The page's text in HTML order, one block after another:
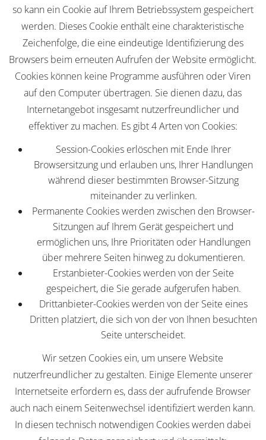
so kann ein Cookie auf Ihrem Betriebssystem gespeichert
werden. Dieses Cookie enthält eine charakteristische
Zeichenfolge, die eine eindeutige Identifizierung des
Browsers beim erneuten Aufrufen der Website ermöglicht.
Cookies können keine Programme ausführen oder Viren
auf den Computer übertragen. Sie dienen dazu, das
Internetangebot insgesamt nutzerfreundlicher und
effektiver zu machen. Es gibt 4 Arten von Cookies:
Session-Cookies erlöschen mit Ende Ihrer
Browsersitzung und erlauben uns, Ihrer Handlungen
während dieser bestimmten Browser-Sitzung
miteinander zu verlinken.
Permanente Cookies werden zwischen den Browser-
Sitzungen auf Ihrem Gerät gespeichert und
ermöglichen uns, Ihre Prioritäten oder Handlungen
über mehrere Seiten hinweg zu dokumentieren.
Erstanbieter-Cookies werden von der Seite
gespeichert, die Sie gerade aufgerufen haben.
Drittanbieter-Cookies werden von der Seite eines
Dritten platziert, die sich von der von Ihnen besuchten
Seite unterscheidet.
Wir setzen Cookies ein, um unsere Website
nutzerfreundlicher zu gestalten. Einige Elemente unserer
Internetseite erfordern es, dass der aufrufende Browser
auch nach einem Seitenwechsel identifiziert werden kann.
In diesen technisch notwendigen Cookies werden dabei